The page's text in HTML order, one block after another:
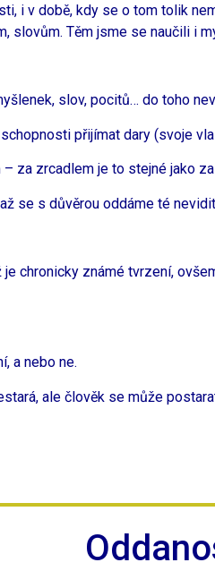
i v době, kdy se o tom tolik
slovům. Těm jsme se naučili i
slov, pocitů… do toho
přijímat dary (svoje
za zrcadlem je to stejné jako za
se s důvěrou oddáme té
je chronicky známé tvrzení,
a nebo ne.
ale člověk se může